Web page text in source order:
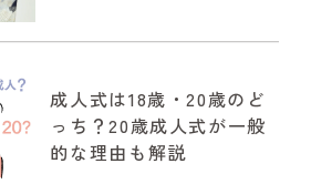
成人式は18歳・20歳のど
っち？20歳成人式が一般
的な理由も解説